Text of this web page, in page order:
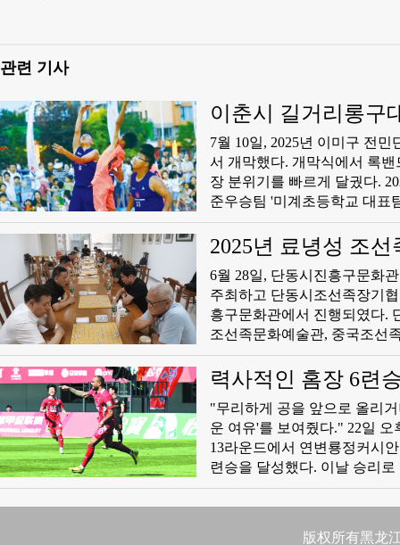
관련 기사
이춘시 길거리롱구
7월 10일, 2025년 이미구 전
서 개막했다. 개막식에서 록
장 분위기를 빠르게 달궜다.
준우승팀 '미계초등학교 대표
겁게 만들었다. 이어 진행된
함께 경기가 정식 시작되였다
며 점수를 주고받는 치렬한
호, 박수 소리가 끊기지 않았
2025년 료녕성 조
6월 28일, 단동시진흥구문화
주최하고 단동시조선족장기
흥구문화관에서 진행되였다.
조선족문화예술관, 중국조선
심양, 대련, 안산, 단동 등 지
문화관 관계자는 축사를 통해
문화 발전에 지속적인 관심
력사적인 홈장 6련
​"무리하게 공을 앞으로 올리
운 여유'를 보여줬다." 22일
13라운드에서 연변룡정커시
련승을 달성했다. 이날 승리
았다. 다른 한편으로 리그 꼴
켰다. 우선 긍정적인 부분은
版权所有黑龙